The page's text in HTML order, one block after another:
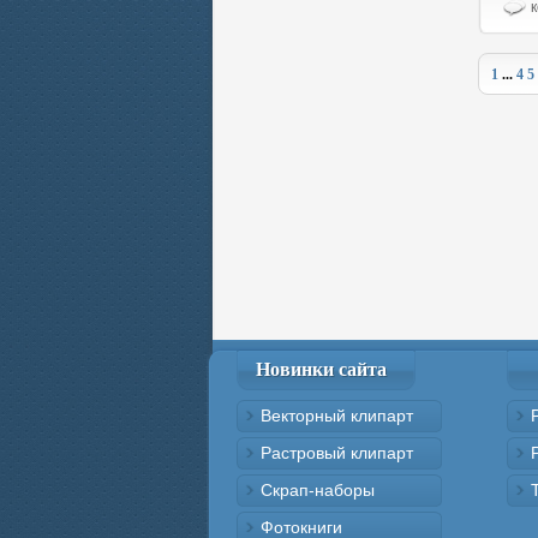
1 ... 4 5
Новинки сайта
Векторный клипарт
Растровый клипарт
Скрап-наборы
Фотокниги